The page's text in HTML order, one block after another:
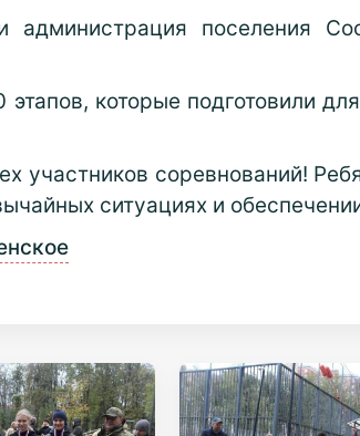
администрация поселения
которые подготовили
участников соревнований!
ситуациях и